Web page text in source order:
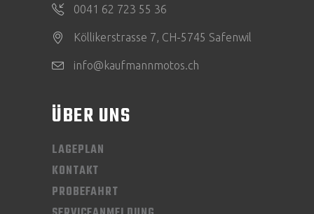
0041 62 723 55 36
Köllikerstrasse 7, CH-5745 Safenwil
info@kaufmannmotos.ch
ÜBER UNS
LAGEPLAN
KONTAKT
PROBEFAHRT